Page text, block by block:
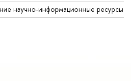
научно-информационные ресурсы